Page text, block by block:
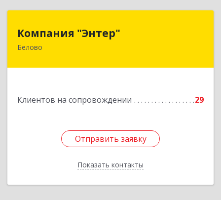
Компания "Энтер"
Белово
Клиентов на сопровождении 29
Отправить заявку
Показать контакты
652600, Кемеровская обл, Белово г, Почтовый
Отправить заявку
Назад